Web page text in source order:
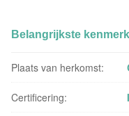
Belangrijkste
Plaats van herkomst:
Certificering: